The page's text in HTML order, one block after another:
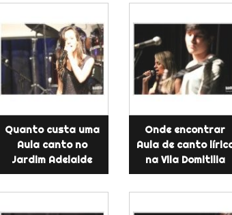
Quanto custa uma
Aula canto no
Jardim Adelaide
Onde encontrar
Aula de canto
na Vila Domitilia